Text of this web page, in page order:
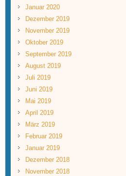
Januar 2020
Dezember 2019
November 2019
Oktober 2019
September 2019
August 2019
Juli 2019
Juni 2019
Mai 2019
April 2019
März 2019
Februar 2019
Januar 2019
Dezember 2018
November 2018